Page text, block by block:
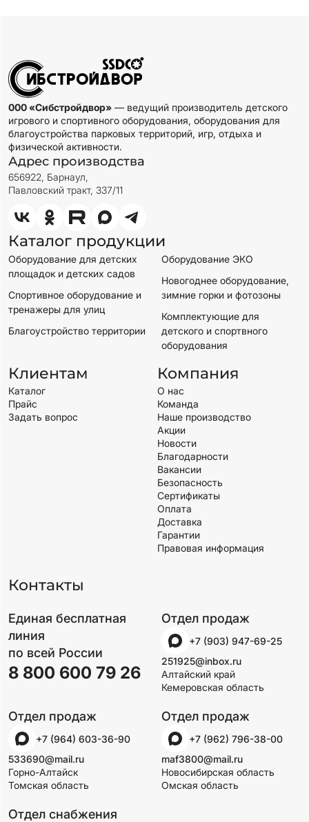
000 «Сибстройдвор» — ведущий производитель детского
игрового и спортивного оборудования, оборудования для
благоустройства парковых территорий, игр, отдыха и
физической активности.
Адрес производства
656922, Барнаул,
Павловский тракт, 337/11
Каталог продукции
Оборудование для детских
площадок и детских садов
Спортивное оборудование и
тренажеры для улиц
Благоустройство территории
Оборудование ЭКО
Новогоднее оборудование,
зимние горки и фотозоны
Комплектующие для
детского и спортвного
оборудования
Клиентам
Каталог
Прайс
Задать вопрос
Компания
О нас
Команда
Наше производство
Акции
Новости
Благодарности
Вакансии
Безопасность
Сертификаты
Оплата
Доставка
Гарантии
Правовая информация
Контакты
Единая бесплатная
линия
по всей России
8 800 600 79 26
Отдел продаж
+7 (903) 947-69-25
251925@inbox.ru
Алтайский край
Кемеровская область
Отдел продаж
+7 (964) 603-36-90
533690@mail.ru
Горно-Алтайск
Томская область
Отдел продаж
+7 (962) 796-38-00
maf3800@mail.ru
Новосибирская область
Омская область
Отдел снабжения